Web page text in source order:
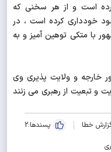
است و از هر سخنی که
خودداری کرده است ، در
با متکی توهین آمیز و به
خارجه و ولایت پذیری وی
و تبعیت از رهبری می زنند
خطا پسندها:2